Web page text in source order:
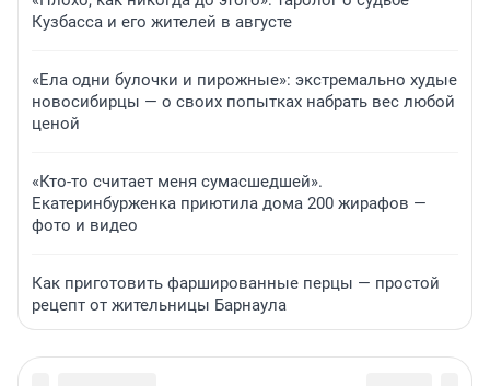
Кузбасса и его жителей в августе
«Ела одни булочки и пирожные»: экстремально худые
новосибирцы — о своих попытках набрать вес любой
ценой
«Кто-то считает меня сумасшедшей».
Екатеринбурженка приютила дома 200 жирафов —
фото и видео
Как приготовить фаршированные перцы — простой
рецепт от жительницы Барнаула